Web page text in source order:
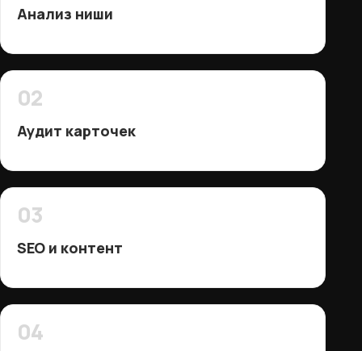
Анализ ниши
02
Аудит карточек
03
SEO и контент
04